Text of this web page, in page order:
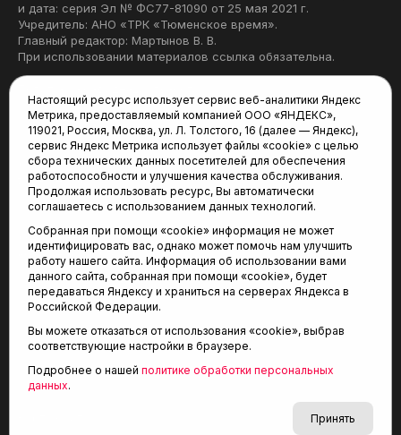
и дата: серия Эл № ФС77-81090 от 25 мая 2021 г.
Учредитель: АНО «ТРК «Тюменское время».
Главный редактор: Мартынов В. В.
При использовании материалов ссылка обязательна.
Редакция:
625035, Тюмень, пр. Геологоразведчиков, 28А
(3452) 68-22-28
tum-arena@mail.ru
Отдел продаж:
(3452) 68-89-78
kotovaev@sibinformburo.ru
© 2001-2026 Агентство спортивных новостей
Настоящий ресурс использует сервис веб-аналитики Яндекс
Метрика, предоставляемый компанией ООО «ЯНДЕКС»,
119021, Россия, Москва, ул. Л. Толстого, 16 (далее — Яндекс),
сервис Яндекс Метрика использует файлы «cookie» с целью
сбора технических данных посетителей для обеспечения
работоспособности и улучшения качества обслуживания.
Продолжая использовать ресурс, Вы автоматически
соглашаетесь с использованием данных технологий.
Собранная при помощи «cookie» информация не может
идентифицировать вас, однако может помочь нам улучшить
работу нашего сайта. Информация об использовании вами
данного сайта, собранная при помощи «cookie», будет
передаваться Яндексу и храниться на серверах Яндекса в
Российской Федерации.
Вы можете отказаться от использования «cookie», выбрав
соответствующие настройки в браузере.
Подробнее о нашей политике обработки персональных
данных.
Принять